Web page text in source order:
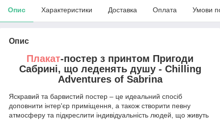
Опис Характеристики Доставка Оплата Умови
Опис
Плакат-постер з принтом Пригоди
Сабрині, що леденять душу - Chilling
Adventures of Sabrina
Яскравий та барвистий постер – це идеальний спосіб
доповнити інтер'єр приміщення, а також створити певну
атмосферу та підкреслити індивідуальність людей, що живуть